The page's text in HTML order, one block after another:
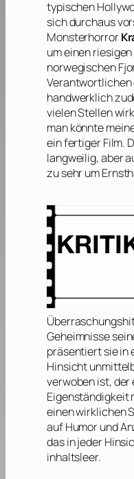
typischen
sich durchaus
Monsterhorror
um einen
norwegischen
Verantwortlichen
handwerklich
vielen Stellen
man könnte
ein fertiger Film.
langweilig, aber
zu sehr um
Geheimnisse
präsentiert sie in
Hinsicht
verwoben ist, der
Eigenständigkeit
einen wirklichen
auf Humor und
das in jeder
inhaltsleer.